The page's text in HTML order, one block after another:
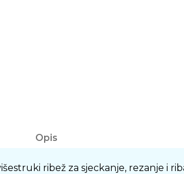
Opis
ribež za sjeckanje, rezanje i